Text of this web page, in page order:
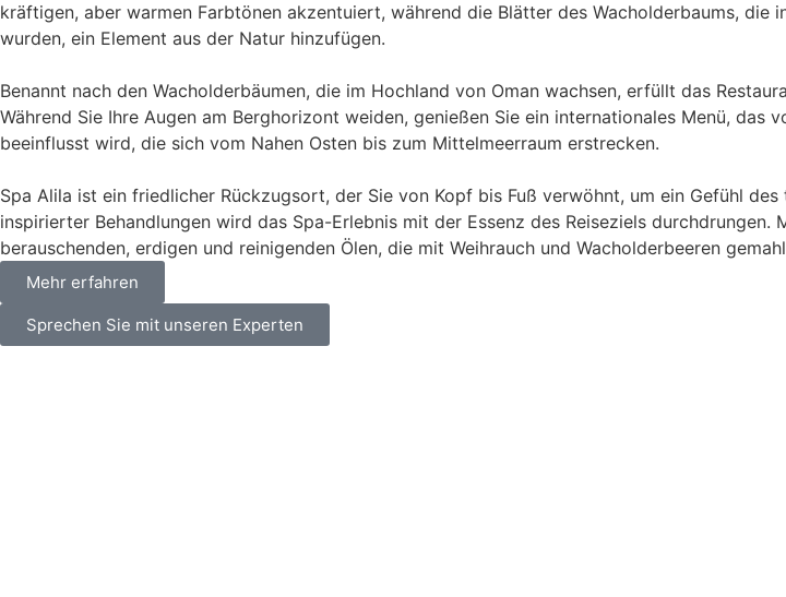
kräftigen, aber warmen Farbtönen akzentuiert, während die Blätter des Wacholderbaums, die
wurden, ein Element aus der Natur hinzufügen.
Benannt nach den Wacholderbäumen, die im Hochland von Oman wachsen, erfüllt das
Während Sie Ihre Augen am Berghorizont weiden, genießen Sie ein internationales Menü,
beeinflusst wird, die sich vom Nahen Osten bis zum Mittelmeerraum erstrecken.
Spa Alila ist ein friedlicher Rückzugsort, der Sie von Kopf bis Fuß verwöhnt, um ein Gefühl
inspirierter Behandlungen wird das Spa-Erlebnis mit der Essenz des Reiseziels
berauschenden, erdigen und reinigenden Ölen, die mit Weihrauch und Wacholderbeeren
Mehr erfahren
Sprechen Sie mit unseren Experten